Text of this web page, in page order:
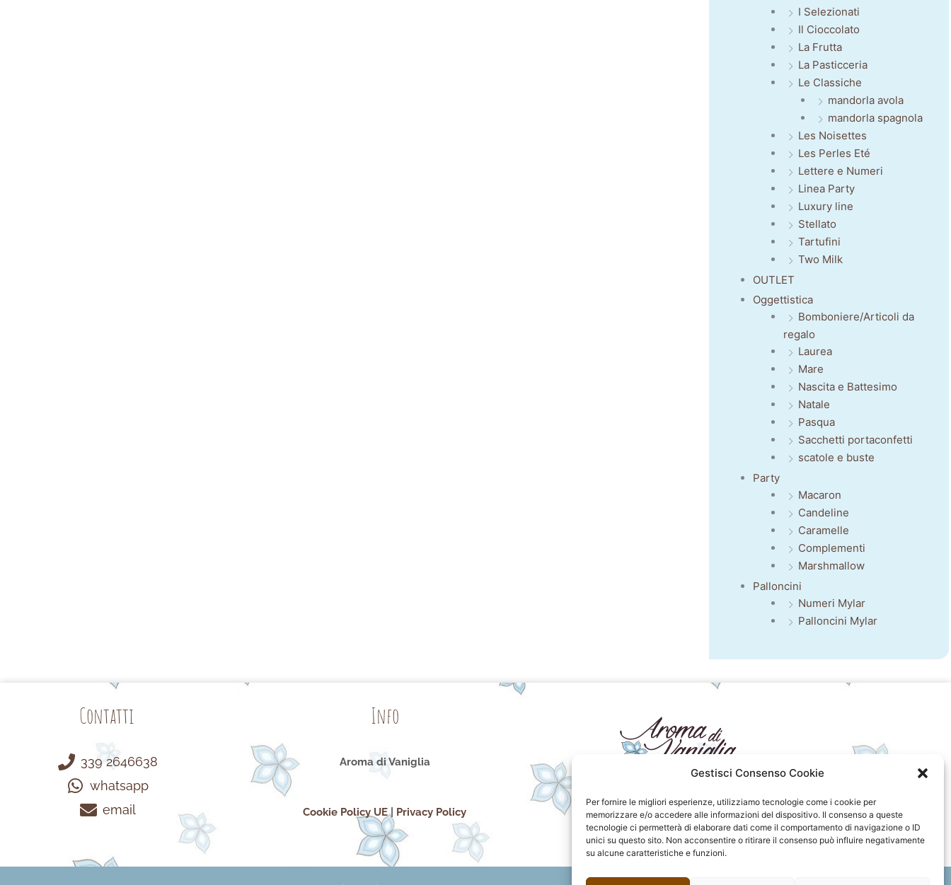
Gestisci Consenso Cookie
Per fornire le migliori esperienze, utilizziamo tecnologie come i cookie per
memorizzare e/o accedere alle informazioni del dispositivo. Il consenso a queste
tecnologie ci permetterà di elaborare dati come il comportamento di navigazione o ID
unici su questo sito. Non acconsentire o ritirare il consenso può influire negativamente
su alcune caratteristiche e funzioni.
I Selezionati
Il Cioccolato
La Frutta
La Pasticceria
Le Classiche
mandorla avola
mandorla spagnola
Les Noisettes
Les Perles Eté
Lettere e Numeri
Linea Party
Luxury line
Stellato
Tartufini
Two Milk
OUTLET
Oggettistica
Bomboniere/Articoli da
regalo
Laurea
Mare
Nascita e Battesimo
Natale
Pasqua
Sacchetti portaconfetti
scatole e buste
Party
Macaron
Candeline
Caramelle
Complementi
Marshmallow
Palloncini
Numeri Mylar
Palloncini Mylar
Contatti
339 2646638
whatsapp
email
Info
Aroma di Vaniglia
Cookie Policy UE| Privacy Policy
F
a
c
e
I
n
s
t
P
i
n
t
F
l
i
c